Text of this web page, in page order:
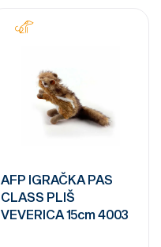
AFP IGRAČKA PAS
CLASS PLIŠ
VEVERICA 15cm 4003